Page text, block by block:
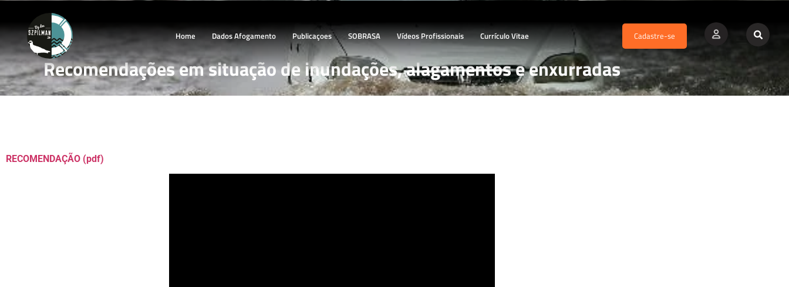
Home Dados Afogamento Publicaçoes SOBRASA Vídeos Profissionais Currículo Vitae Cadastre-se
Recomendações em situação de inundações, alagamentos e enxurradas
RECOMENDAÇÃO (pdf)